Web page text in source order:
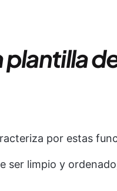
plantilla
por estas
ser limpio y